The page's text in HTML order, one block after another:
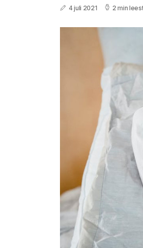
4 juli 2021 2 min